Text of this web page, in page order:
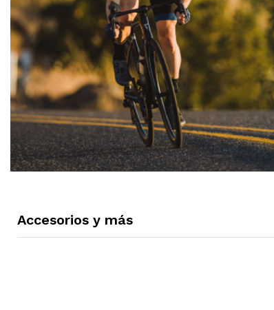
Accesorios y más